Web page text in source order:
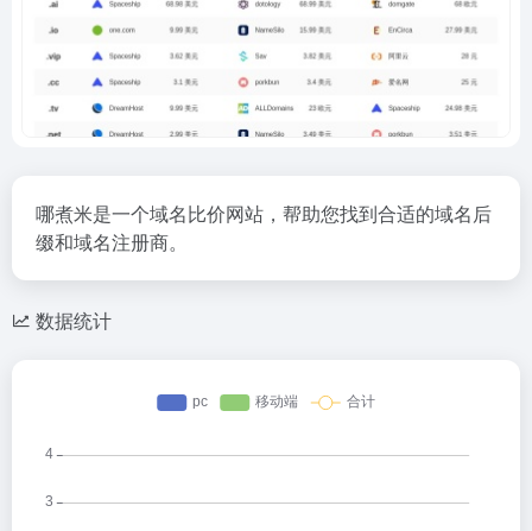
哪煮米是一个域名比价网站，帮助您找到合适的域名后
缀和域名注册商。
数据统计